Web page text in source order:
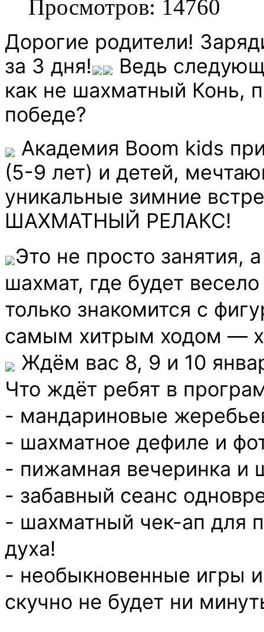
Просмотров: 14760
Дорогие родители!
за 3 дня!
Ведь
как не шахматный Конь,
победе?
Академия Boom kids
(5-9 лет) и детей,
уникальные зимние
ШАХМАТНЫЙ РЕЛАКС!
️Это не просто занятия,
шахмат, где будет
только знакомится с
самым хитрым ходом —
Ждём вас 8, 9 и 10
Что ждёт ребят в
- мандариновые
- шахматное дефиле и
- пижамная вечеринка и
- забавный сеанс
- шахматный чек-ап для
духа!
- необыкновенные игры
скучно не будет ни